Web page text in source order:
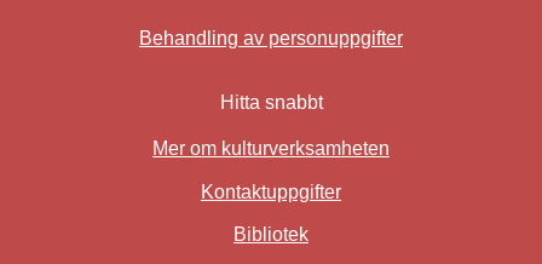
Behandling av personuppgifter
Hitta snabbt
Mer om kulturverksamheten
Kontaktuppgifter
Bibliotek